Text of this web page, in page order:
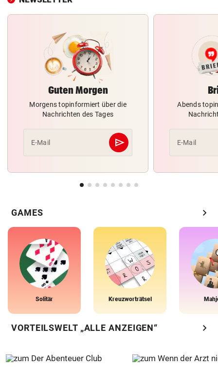
Guten Morgen
Morgens topinformiert über die
Nachrichten des Tages
E-Mail send
Abschicken
Abends
E-Mail
GAMES chevron_right
Solitär Kreuzworträtsel
VORTEILSWELT „ALLE ANZEIGEN“ chevron_right